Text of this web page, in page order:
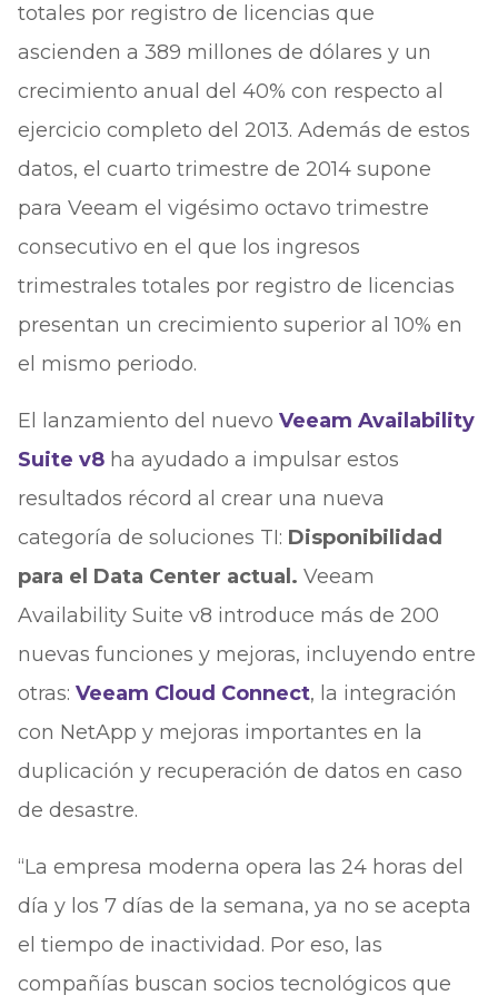
totales por registro de licencias que
ascienden a 389 millones de dólares y un
crecimiento anual del 40% con respecto al
ejercicio completo del 2013. Además de estos
datos, el cuarto trimestre de 2014 supone
para Veeam el vigésimo octavo trimestre
consecutivo en el que los ingresos
trimestrales totales por registro de licencias
presentan un crecimiento superior al 10% en
el mismo periodo.
El lanzamiento del nuevo Veeam Availability
Suite v8ha ayudado a impulsar estos
resultados récord al crear una nueva
categoría de soluciones TI: Disponibilidad
para el Data Center actual. Veeam
Availability Suite v8 introduce más de 200
nuevas funciones y mejoras, incluyendo entre
otras: Veeam Cloud Connect, la integración
con NetApp y mejoras importantes en la
duplicación y recuperación de datos en caso
de desastre.
“La empresa moderna opera las 24 horas del
día y los 7 días de la semana, ya no se acepta
el tiempo de inactividad. Por eso, las
compañías buscan socios tecnológicos que